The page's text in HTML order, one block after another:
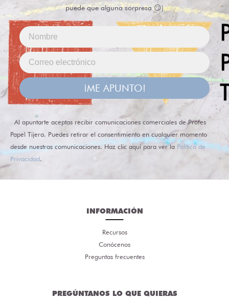
puede que alguna sorpresa 😏)
¡ME APUNTO!
Al apuntarte aceptas recibir comunicaciones comerciales de Profes
Papel Tijera. Puedes retirar el consentimiento en cualquier momento
desde nuestras comunicaciones. Haz clic aquí para ver la Política de
Privacidad.
INFORMACIÓN
Recursos
Conócenos
Preguntas frecuentes
PREGÚNTANOS LO QUE QUIERAS